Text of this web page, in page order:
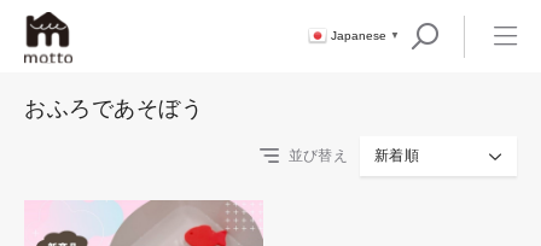
Japanese ▼
おふろであそぼう
並び替え 新着順